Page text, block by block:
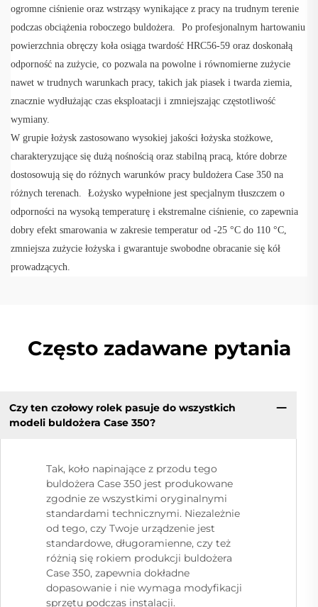
ogromne ciśnienie oraz wstrząsy wynikające z pracy na trudnym terenie
podczas obciążenia roboczego buldożera.
Po profesjonalnym hartowaniu
powierzchnia obręczy koła osiąga twardość HRC56-59 oraz doskonałą
odporność na zużycie, co pozwala na powolne i równomierne zużycie
nawet w trudnych warunkach pracy, takich jak piasek i twarda ziemia,
znacznie wydłużając czas eksploatacji i zmniejszając częstotliwość
wymiany.
W grupie łożysk zastosowano wysokiej jakości łożyska stożkowe,
charakteryzujące się dużą nośnością oraz stabilną pracą, które dobrze
dostosowują się do różnych warunków pracy buldożera Case 350 na
różnych terenach.
Łożysko wypełnione jest specjalnym tłuszczem o
odporności na wysoką temperaturę i ekstremalne ciśnienie, co zapewnia
dobry efekt smarowania w zakresie temperatur od -25 °C do 110 °C,
zmniejsza zużycie łożyska i gwarantuje swobodne obracanie się kół
prowadzących.
Często zadawane pytania
Czy ten czołowy rolek pasuje do wszystkich
modeli buldożera Case 350?
Tak, koło napinające z przodu tego
buldożera Case 350 jest produkowane
zgodnie ze wszystkimi oryginalnymi
standardami technicznymi. Niezależnie
od tego, czy Twoje urządzenie jest
standardowe, długoramienne, czy też
różnią się rokiem produkcji buldożera
Case 350, zapewnia dokładne
dopasowanie i nie wymaga modyfikacji
sprzętu podczas instalacji.